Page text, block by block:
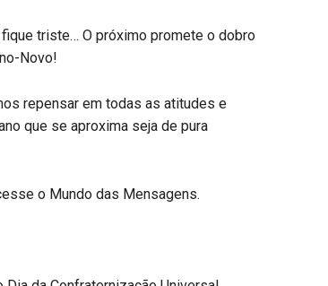
triste… O próximo promete o dobro
Novo!
repensar em todas as atitudes e
que se aproxima seja de pura
o Mundo das Mensagens.